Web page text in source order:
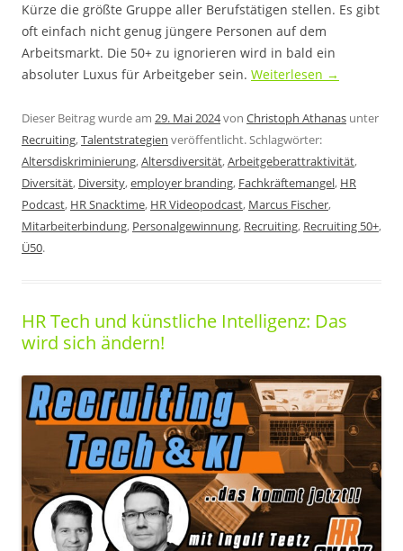
Kürze die größte Gruppe aller Berufstätigen stellen. Es gibt
oft einfach nicht genug jüngere Personen auf dem
Arbeitsmarkt. Die 50+ zu ignorieren wird in bald ein
absoluter Luxus für Arbeitgeber sein. Weiterlesen →
Dieser Beitrag wurde am 29. Mai 2024von Christoph Athanas unter
Recruiting,Talentstrategien veröffentlicht. Schlagwörter:
Altersdiskriminierung,Altersdiversität,Arbeitgeberattraktivität,
Diversität, Diversity,employer branding, Fachkräftemangel, HR
Podcast, HR Snacktime, HR Videopodcast, Marcus Fischer,
Mitarbeiterbindung, Personalgewinnung, Recruiting, Recruiting 50+,
Ü50.
HR Tech und künstliche Intelligenz: Das
wird sich ändern!